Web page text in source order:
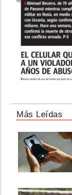
Más Leídas